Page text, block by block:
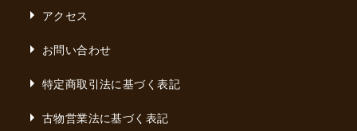
アクセス
お問い合わせ
特定商取引法に基づく表記
古物営業法に基づく表記